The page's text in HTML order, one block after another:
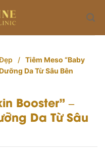
/ Tiêm Meso “Baby
Da Từ Sâu Bên
Booster” –
Da Từ Sâu